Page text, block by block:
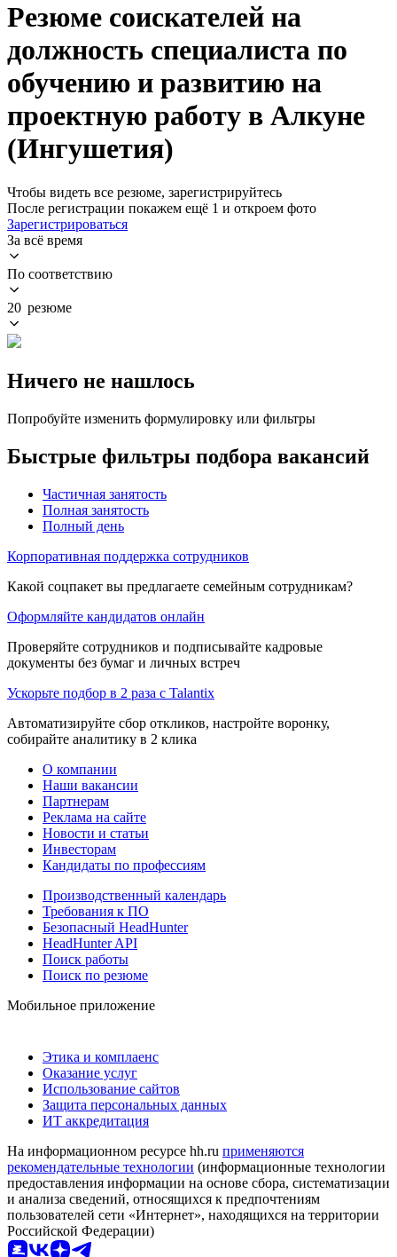
Резюме соискателей на
должность специалиста по
обучению и развитию на
проектную работу в Алкуне
(Ингушетия)
Чтобы видеть все резюме, зарегистрируйтесь
После регистрации покажем ещё 1 и откроем фото
Зарегистрироваться
За всё время
По соответствию
20 резюме
Ничего не нашлось
Попробуйте изменить формулировку или фильтры
Быстрые фильтры подбора вакансий
Частичная занятость
Полная занятость
Полный день
Корпоративная поддержка сотрудников
Какой соцпакет вы предлагаете семейным сотрудникам?
Оформляйте кандидатов онлайн
Проверяйте сотрудников и подписывайте кадровые
документы без бумаг и личных встреч
Ускорьте подбор в 2 раза с Talantix
Автоматизируйте сбор откликов, настройте воронку,
собирайте аналитику в 2 клика
О компании
Наши вакансии
Партнерам
Реклама на сайте
Новости и статьи
Инвесторам
Кандидаты по профессиям
Производственный календарь
Требования к ПО
Безопасный HeadHunter
HeadHunter API
Поиск работы
Поиск по резюме
Мобильное приложение
Этика и комплаенс
Оказание услуг
Использование сайтов
Защита персональных данных
ИТ аккредитация
На информационном ресурсе hh.ru применяются
рекомендательные технологии (информационные технологии
предоставления информации на основе сбора, систематизации
и анализа сведений, относящихся к предпочтениям
пользователей сети «Интернет», находящихся на территории
Российской Федерации)